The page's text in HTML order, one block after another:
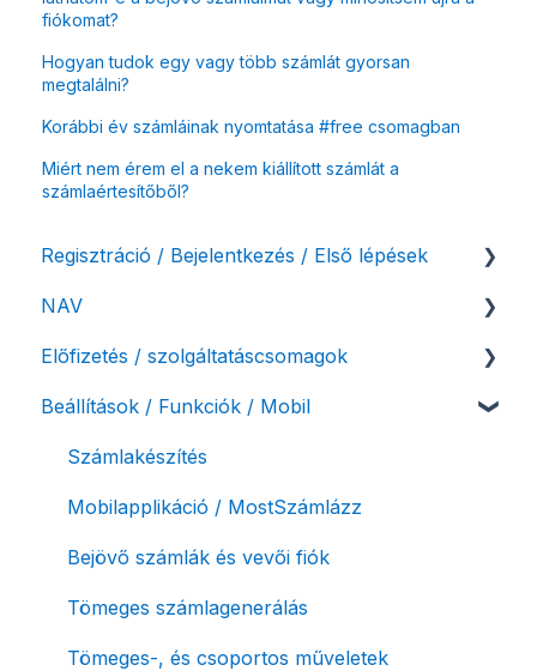
fiókomat?
Hogyan tudok egy vagy több számlát gyorsan
megtalálni?
Korábbi év számláinak nyomtatása #free csomagban
Miért nem érem el a nekem kiállított számlát a
számlaértesítőből?
Regisztráció / Bejelentkezés / Első lépések
Felhasználó beállításai
Számlázási fiók kezdő beállításai, első lépések
NAV
NAV online adatszolgáltatás
Adóhatósági ellenőrzés adatszolgáltatás
NAV pénztárgép feladás (PTGSZLAH)
Számlaverzum
Előfizetés / szolgáltatáscsomagok
Szolgáltatáscsomag kiválasztása
Szolgáltatáscsomag módosítása
Fiók / felhasználó törlése
Díjfizetés / díjtartozás / korlátozás
Fizetési módok
Beállítások / Funkciók / Mobil
Számlakészítés
Mobilapplikáció / MostSzámlázz
Bejövő számlák és vevői fiók
Tömeges számlagenerálás
Tömeges-, és csoportos műveletek